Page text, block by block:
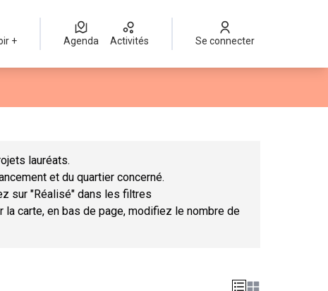
+ Agenda Activités Se connecter
lauréats.
et du quartier concerné.
sur "Réalisé" dans les filtres
carte, en bas de page, modifiez le nombre de